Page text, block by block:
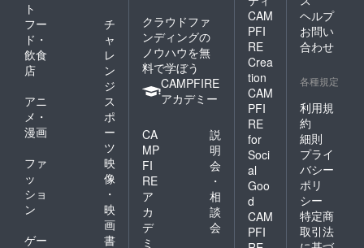
ト
フー
ド・
飲食
店
チ
ャ
レ
ン
ジ
アニ
メ・
漫画
ス
ポ
ー
ツ
ファ
ッ
ショ
ン
映
像
・
映
画
ゲー
書
クラウドファ
ンディングの
ノウハウを無
料で学ぼう
CAMPFIRE
アカデミー
CA
MP
FI
RE
ア
カ
デ
ミ
説
明
会
・
相
談
会
CAM
PFI
RE
Crea
tion
CAM
PFI
RE
for
Soci
al
Goo
d
CAM
PFI
ヘルプ
お問い
合わせ
各種規定
利用規
約
細則
プライ
バシー
ポリ
シー
特定商
取引法